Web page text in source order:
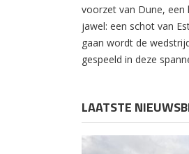
voorzet van Dune, een
jawel: een schot van
gaan wordt de
gespeeld in deze
LAATSTE